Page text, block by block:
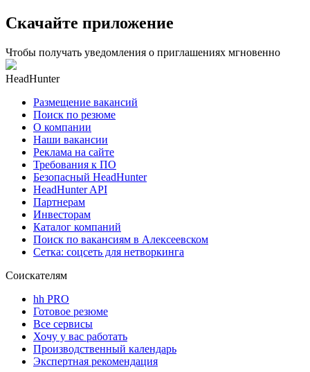
Скачайте приложение
Чтобы получать уведомления о приглашениях мгновенно
HeadHunter
Размещение вакансий
Поиск по резюме
О компании
Наши вакансии
Реклама на сайте
Требования к ПО
Безопасный HeadHunter
HeadHunter API
Партнерам
Инвесторам
Каталог компаний
Поиск по вакансиям в Алексеевском
Сетка: соцсеть для нетворкинга
Соискателям
hh PRO
Готовое резюме
Все сервисы
Хочу у вас работать
Производственный календарь
Экспертная рекомендация